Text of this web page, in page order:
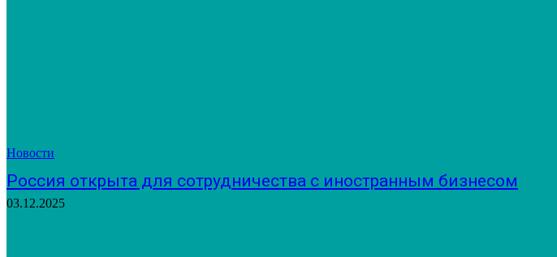
Новости
Россия открыта для сотрудничества с иностранным бизнесом
03.12.2025